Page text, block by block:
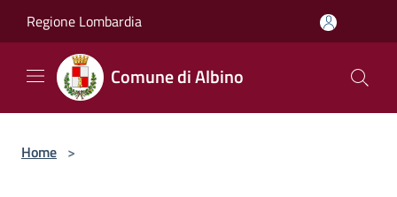
Regione Lombardia
Comune di Albino
Home >